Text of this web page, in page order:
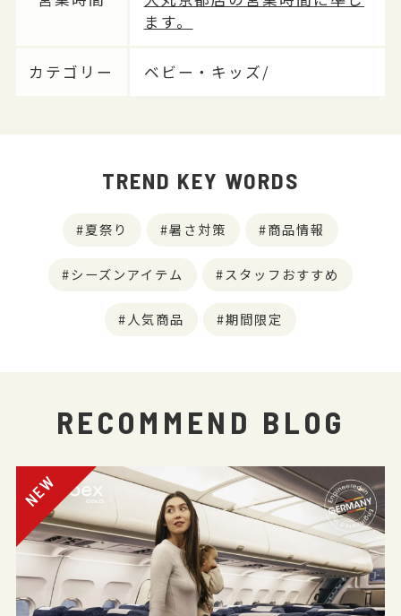
ます。
カテゴリー ベビー・キッズ/
TREND KEY WORDS
夏祭り 暑さ対策 商品情報
シーズンアイテム スタッフおすすめ
人気商品 期間限定
RECOMMEND BLOG